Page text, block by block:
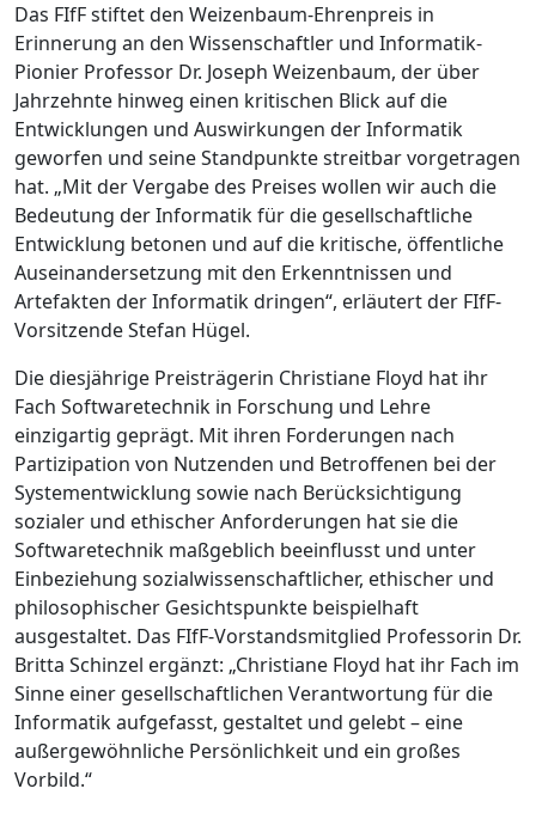
Das FIfF stiftet den Weizenbaum-Ehrenpreis in
Erinnerung an den Wissenschaftler und Informatik-
Pionier Professor Dr. Joseph Weizenbaum, der über
Jahrzehnte hinweg einen kritischen Blick auf die
Entwicklungen und Auswirkungen der Informatik
geworfen und seine Standpunkte streitbar vorgetragen
hat. „Mit der Vergabe des Preises wollen wir auch die
Bedeutung der Informatik für die gesellschaftliche
Entwicklung betonen und auf die kritische, öffentliche
Auseinandersetzung mit den Erkenntnissen und
Artefakten der Informatik dringen“, erläutert der FIfF-
Vorsitzende Stefan Hügel.
Die diesjährige Preisträgerin Christiane Floyd hat ihr
Fach Softwaretechnik in Forschung und Lehre
einzigartig geprägt. Mit ihren Forderungen nach
Partizipation von Nutzenden und Betroffenen bei der
Systementwicklung sowie nach Berücksichtigung
sozialer und ethischer Anforderungen hat sie die
Softwaretechnik maßgeblich beeinflusst und unter
Einbeziehung sozialwissenschaftlicher, ethischer und
philosophischer Gesichtspunkte beispielhaft
ausgestaltet. Das FIfF-Vorstandsmitglied Professorin Dr.
Britta Schinzel ergänzt: „Christiane Floyd hat ihr Fach im
Sinne einer gesellschaftlichen Verantwortung für die
Informatik aufgefasst, gestaltet und gelebt – eine
außergewöhnliche Persönlichkeit und ein großes
Vorbild.“